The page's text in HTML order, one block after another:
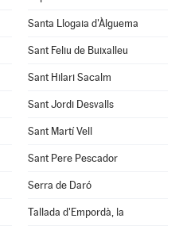
Santa Llogaia d'Àlguema
Sant Feliu de Buixalleu
Sant Hilari Sacalm
Sant Jordi Desvalls
Sant Martí Vell
Sant Pere Pescador
Serra de Daró
Tallada d'Empordà, la